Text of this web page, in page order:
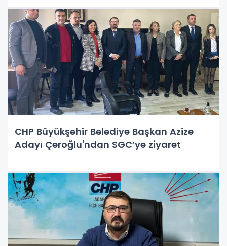
CHP Büyükşehir Belediye Başkan Azize
Adayı Çeroğlu'ndan SGC’ye ziyaret